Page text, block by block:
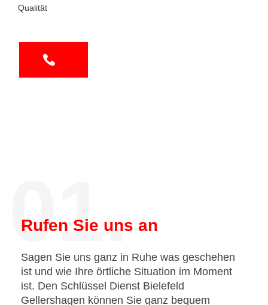
Qualität
01.
Rufen Sie uns an
Sagen Sie uns ganz in Ruhe was geschehen
ist und wie Ihre örtliche Situation im Moment
ist. Den Schlüssel Dienst Bielefeld
Gellershagen können Sie ganz bequem